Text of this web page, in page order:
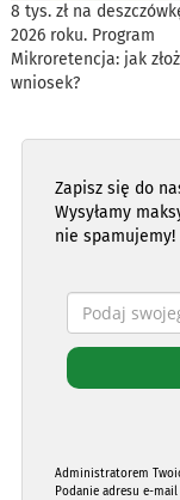
8 tys. zł na
2026 roku. Program
Mikroretencja: jak
wniosek?
Zapisz się do
Wysyłamy
nie spamujemy!
Administratorem
Podanie adresu e-